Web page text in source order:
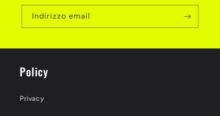
Indirizzo email
Policy
Privacy